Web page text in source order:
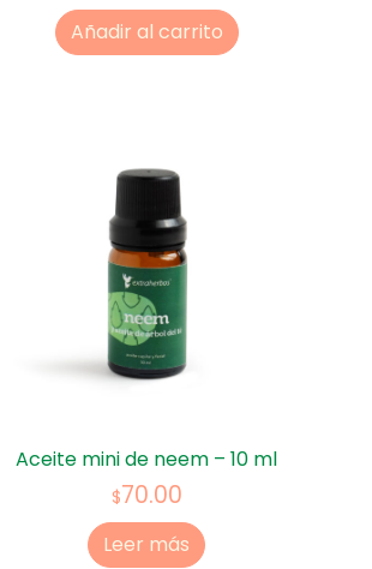
Añadir al carrito
Aceite mini de neem – 10 ml
$70.00
Leer más